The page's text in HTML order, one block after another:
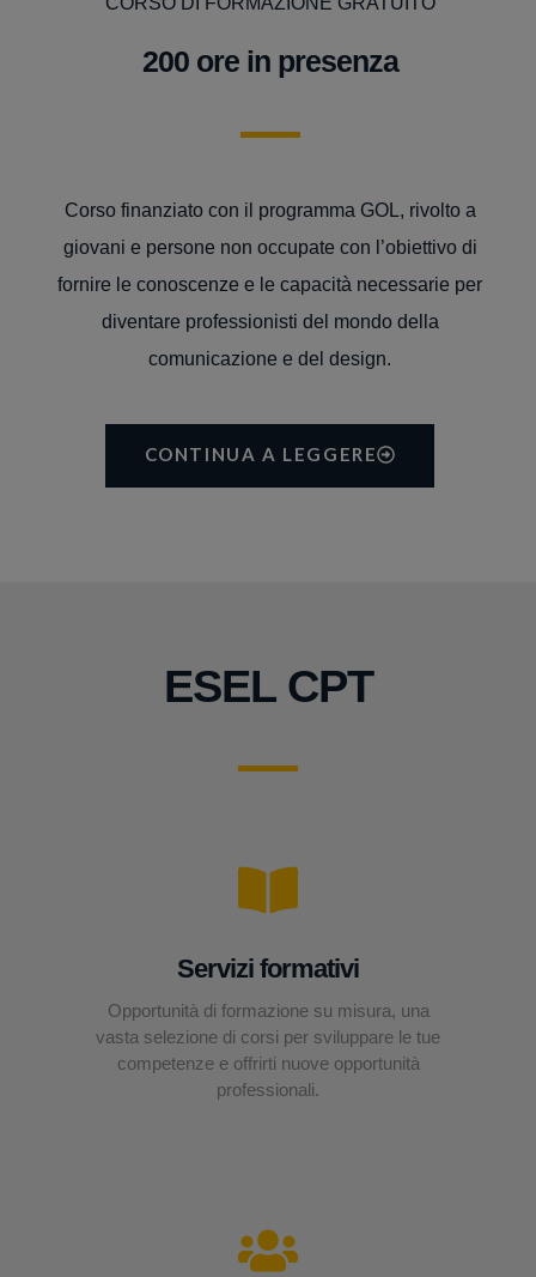
200 ore in presenza
Corso finanziato con il programma GOL, rivolto a
giovani e persone non occupate con l’obiettivo di
fornire le conoscenze e le capacità necessarie per
diventare professionisti del mondo della
comunicazione e del design.
CONTINUA A LEGGERE
ESEL CPT
Servizi formativi
Opportunità di formazione su misura, una
vasta selezione di corsi per sviluppare le tue
competenze e offrirti nuove opportunità
professionali.